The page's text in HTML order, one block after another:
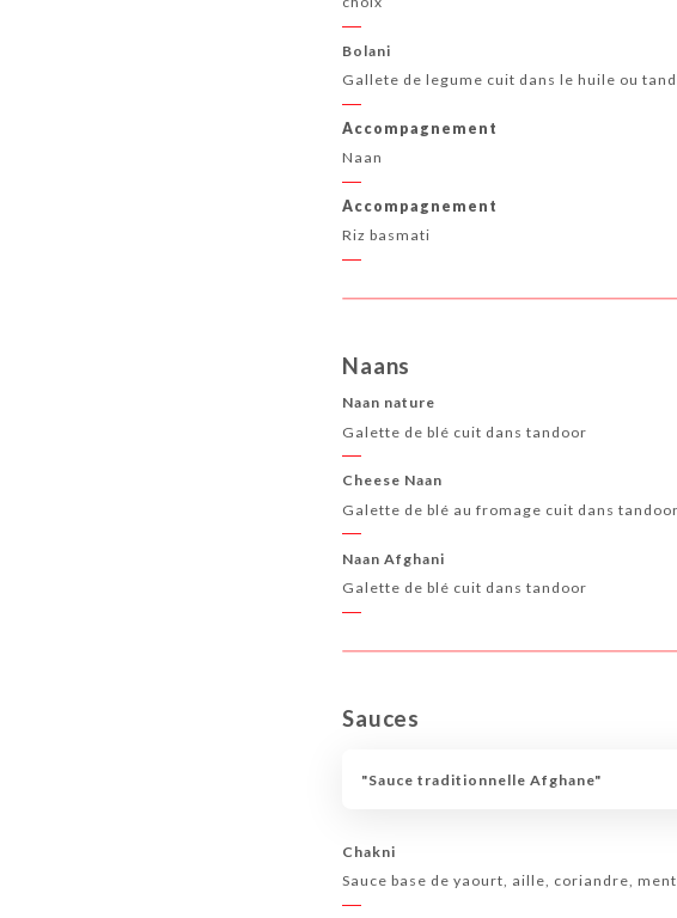
Bolani
Gallete de legume cuit dans le huile ou
Accompagnement
Naan
Accompagnement
Riz basmati
Naans
Naan nature
Galette de blé cuit dans tandoor
Cheese Naan
Galette de blé au fromage cuit dans tandoor
Naan Afghani
Galette de blé cuit dans tandoor
Sauces
"Sauce traditionnelle Afghane"
Chakni
Sauce base de yaourt, aille, coriandre,